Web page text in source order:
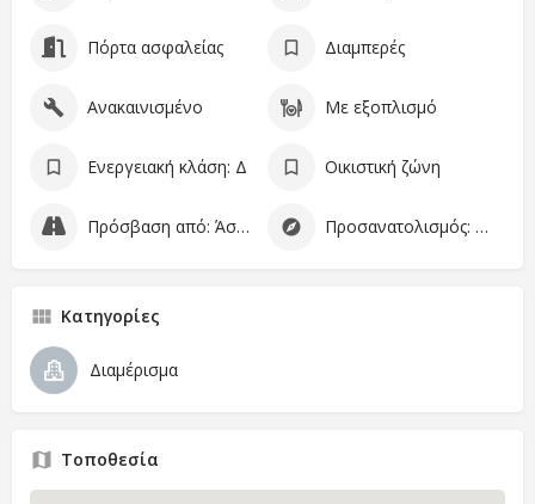
Πόρτα ασφαλείας Διαμπερές
Ανακαινισμένο Με εξοπλισμό
Ενεργειακή κλάση: Δ Οικιστική ζώνη
Πρόσβαση από: Άσφαλτο Προσανατολισμός: Ανατολικομεσημβρινός
Κατηγορίες
Διαμέρισμα
Τοποθεσία